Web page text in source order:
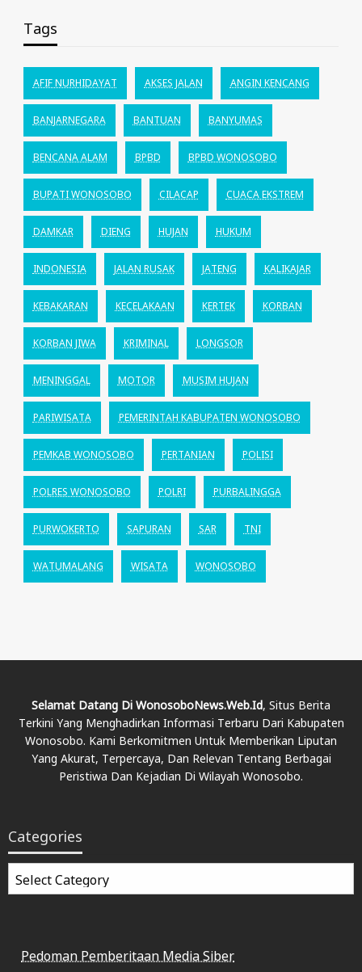
Tags
AFIF NURHIDAYAT AKSES JALAN ANGIN KENCANG
BANJARNEGARA BANTUAN BANYUMAS
BENCANA ALAM BPBD BPBD WONOSOBO
BUPATI WONOSOBO CILACAP CUACA EKSTREM
DAMKAR DIENG HUJAN HUKUM
INDONESIA JALAN RUSAK JATENG KALIKAJAR
KEBAKARAN KECELAKAAN KERTEK KORBAN
KORBAN JIWA KRIMINAL LONGSOR
MENINGGAL MOTOR MUSIM HUJAN
PARIWISATA PEMERINTAH KABUPATEN WONOSOBO
PEMKAB WONOSOBO PERTANIAN POLISI
POLRES WONOSOBO POLRI PURBALINGGA
PURWOKERTO SAPURAN SAR TNI
WATUMALANG WISATA WONOSOBO
Selamat Datang Di WonosoboNews.web.id, Situs Berita
Terkini Yang Menghadirkan Informasi Terbaru Dari Kabupaten
Wonosobo. Kami Berkomitmen Untuk Memberikan Liputan
Yang Akurat, Terpercaya, Dan Relevan Tentang Berbagai
Peristiwa Dan Kejadian Di Wilayah Wonosobo.
Categories
Categories
Pedoman Pemberitaan Media Siber